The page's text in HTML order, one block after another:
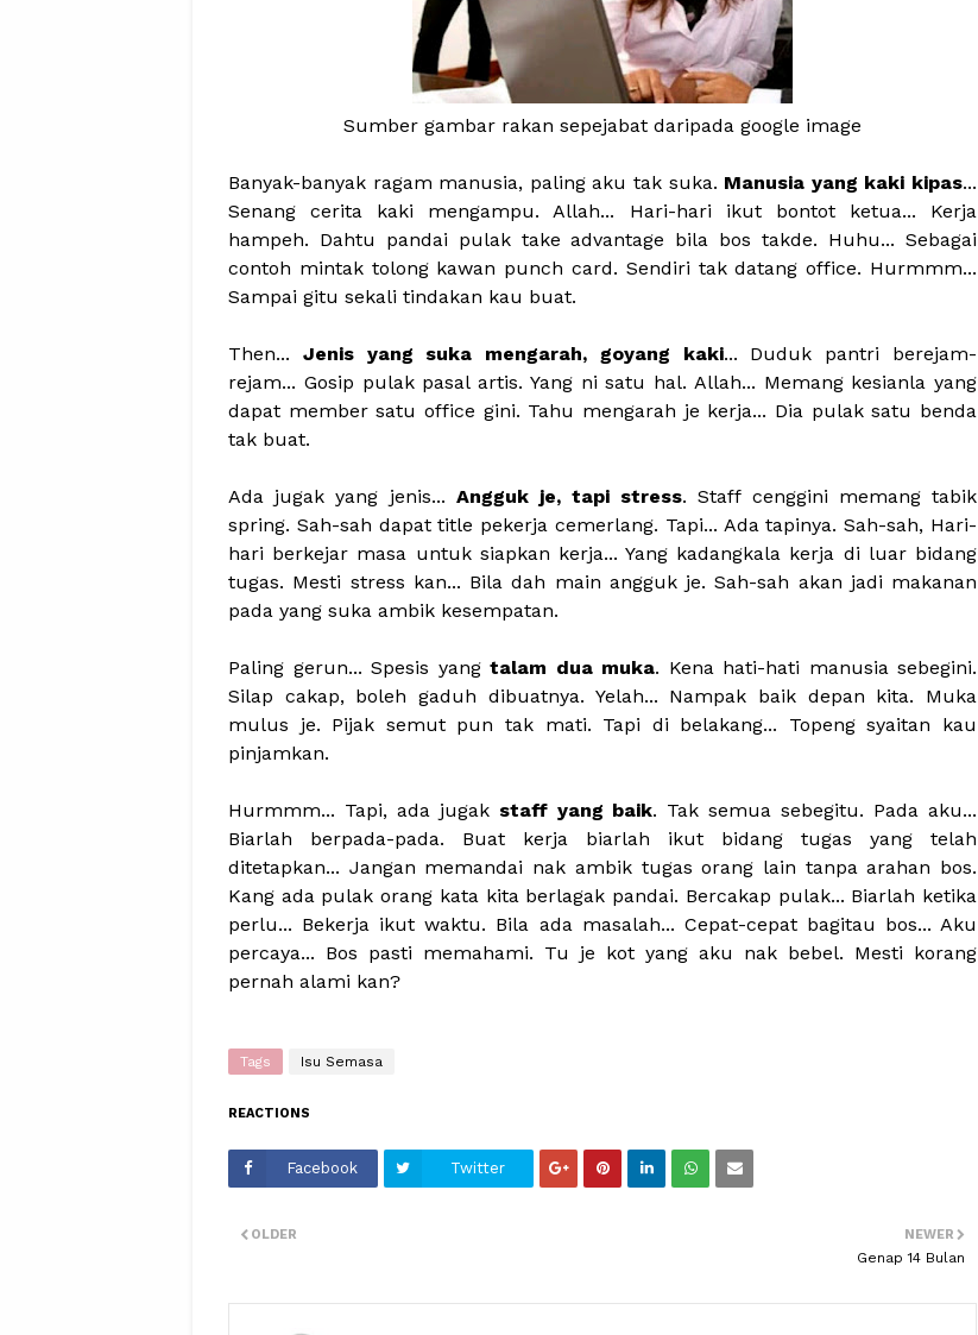
Sumber gambar rakan sepejabat daripada google image
Banyak-banyak ragam manusia, paling aku tak suka. Manusia yang kaki kipas...
Senang cerita kaki mengampu. Allah... Hari-hari ikut bontot ketua... Kerja
hampeh. Dahtu pandai pulak take advantage bila bos takde. Huhu... Sebagai
contoh mintak tolong kawan punch card. Sendiri tak datang office. Hurmmm...
Sampai gitu sekali tindakan kau buat.
Then... Jenis yang suka mengarah, goyang kaki... Duduk pantri berejam-
rejam... Gosip pulak pasal artis. Yang ni satu hal. Allah... Memang kesianla yang
dapat member satu office gini. Tahu mengarah je kerja... Dia pulak satu benda
tak buat.
Ada jugak yang jenis... Angguk je, tapi stress. Staff cenggini memang tabik
spring. Sah-sah dapat title pekerja cemerlang. Tapi... Ada tapinya. Sah-sah, Hari-
hari berkejar masa untuk siapkan kerja... Yang kadangkala kerja di luar bidang
tugas. Mesti stress kan... Bila dah main angguk je. Sah-sah akan jadi makanan
pada yang suka ambik kesempatan.
Paling gerun... Spesis yangtalam dua muka. Kena hati-hati manusia sebegini.
Silap cakap, boleh gaduh dibuatnya. Yelah... Nampak baik depan kita. Muka
mulus je. Pijak semut pun tak mati. Tapi di belakang... Topeng syaitan kau
pinjamkan.
Hurmmm... Tapi, ada jugakstaff yang baik. Tak semua sebegitu. Pada aku...
Biarlah berpada-pada. Buat kerja biarlah ikut bidang tugas yang telah
ditetapkan... Jangan memandai nak ambik tugas orang lain tanpa arahan bos.
Kang ada pulak orang kata kita berlagak pandai. Bercakap pulak... Biarlah ketika
perlu... Bekerja ikut waktu. Bila ada masalah... Cepat-cepat bagitau bos... Aku
percaya... Bos pasti memahami. Tu je kot yang aku nak bebel. Mesti korang
pernah alami kan?
Tags Isu Semasa
REACTIONS
Facebook Twitter
NEWER
Genap 14 Bulan
OLDER